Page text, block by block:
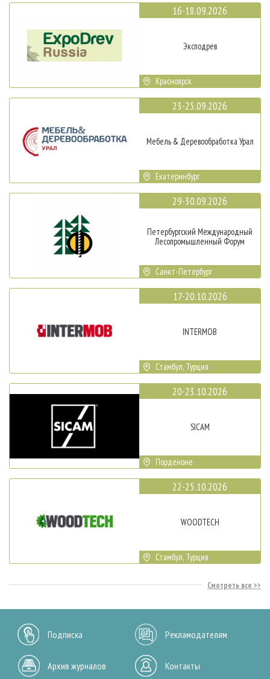
16-18.09.2026
Эксподрев
Красноярск
23-25.09.2026
Мебель & Деревообработка Урал
Екатеринбург
29-30.09.2026
Петербургский Международный
Лесопромышленный Форум
Санкт-Петербург
17-20.10.2026
INTERMOB
Стамбул, Турция
20-23.10.2026
SICAM
Порденоне
22-25.10.2026
WOODTECH
Стамбул, Турция
Смотреть все
Подписка Рекламодателям
Архив журналов Контакты